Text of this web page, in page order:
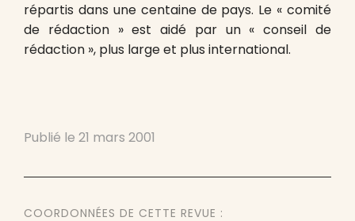
répartis dans une centaine de pays. Le « comité
de rédaction » est aidé par un « conseil de
rédaction », plus large et plus international.
Publié le 21 mars 2001
COORDONNÉES DE CETTE REVUE :